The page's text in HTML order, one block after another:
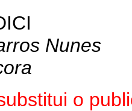
Nunes
o